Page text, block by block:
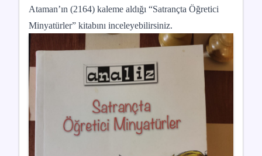
Ataman’ın (2164) kaleme aldığı “Satrançta Öğretici
Minyatürler” kitabını inceleyebilirsiniz.